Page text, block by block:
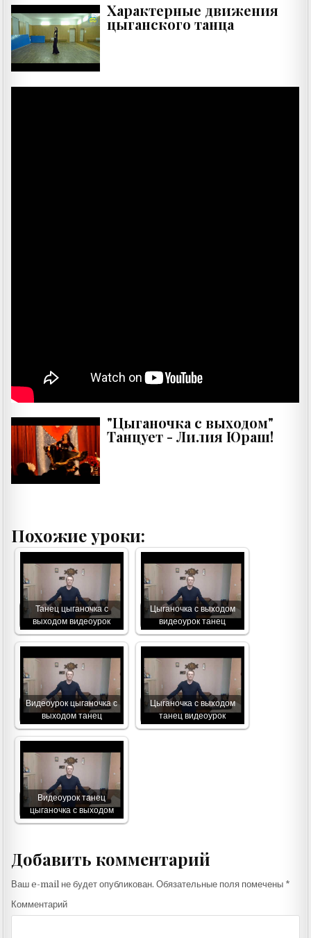
Характерные движения
цыганского танца
"Цыганочка с выходом"
Танцует - Лилия Юраш!
Похожие уроки:
Танец цыганочка с
выходом видеоурок
Цыганочка с выходом
видеоурок танец
Видеоурок цыганочка с
выходом танец
Цыганочка с выходом
танец видеоурок
Видеоурок танец
цыганочка с выходом
Добавить комментарий
Ваш e-mail не будет опубликован. Обязательные поля помечены *
Комментарий